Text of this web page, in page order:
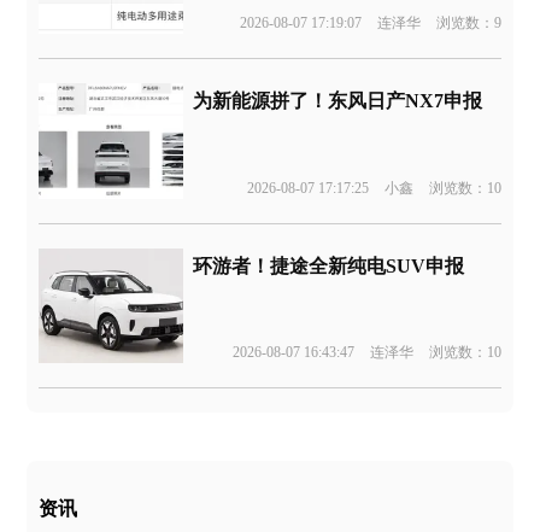
2026-08-07 17:19:07 连泽华 浏览数：9
为新能源拼了！东风日产NX7申报
2026-08-07 17:17:25 小鑫 浏览数：10
环游者！捷途全新纯电SUV申报
2026-08-07 16:43:47 连泽华 浏览数：10
资讯